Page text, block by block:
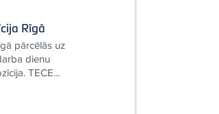
Rīgā
pārcēlās uz
dienu
TECE...